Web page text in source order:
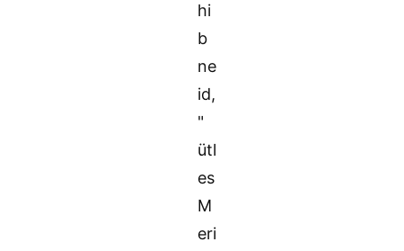
hi
b
ne
id,
"
ütl
es
M
eri